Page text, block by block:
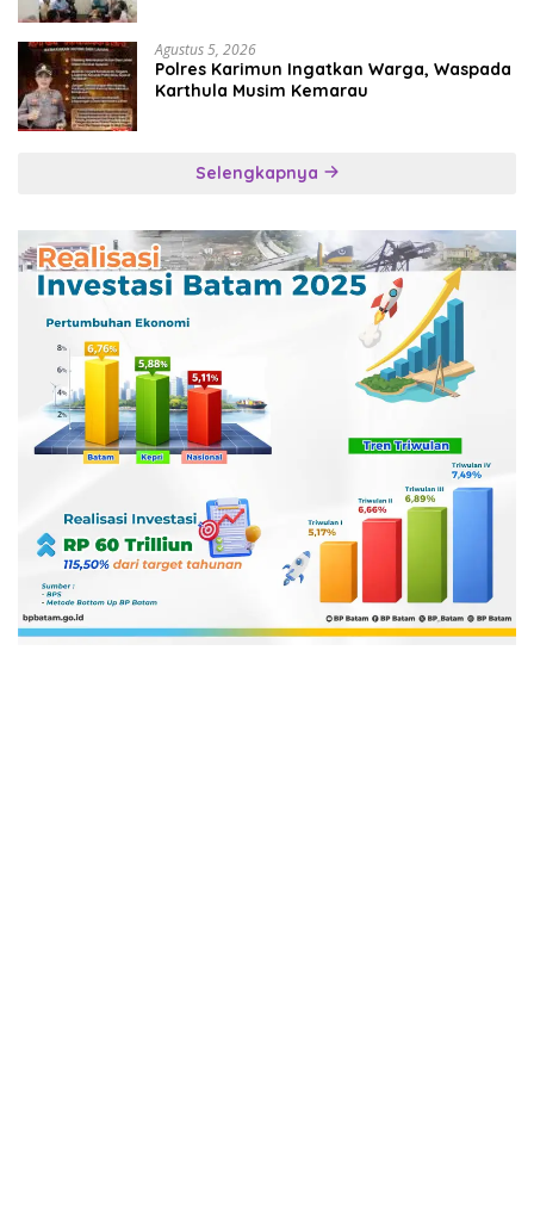
Agustus 5, 2026
Polres Karimun Ingatkan Warga, Waspada
Karthula Musim Kemarau
Selengkapnya